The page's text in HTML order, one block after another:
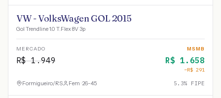
VW - VolksWagen GOL 2015
Gol Trendline 1.0 T.Flex 8V 3p
MERCADO
R$1.949
MSMB
R$ 1.658
−R$ 291
Formigueiro/RS Fem · 26-45 5.3% FIPE